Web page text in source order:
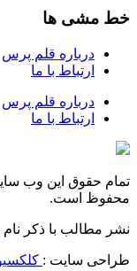
خط مشی ها
درباره قلم پرس
ارتباط با ما
درباره قلم پرس
ارتباط با ما
تمام حقوق این وب
محفوظ است.
نشر مطالب با ذکر نام
طراحی سایت :